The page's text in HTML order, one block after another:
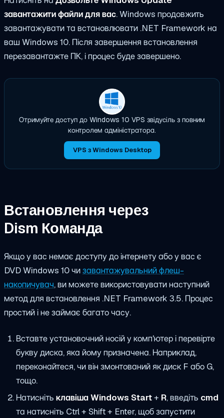
завантажити файли для вас. Windows продовжить
завантажувати та встановлювати .NET Framework на
ваш Windows 10. Після завершення встановлення
перезавантажте ПК, і процес буде завершено.
Отримуйте доступ до Windows 10 VPS звідусіль з повним
контролем адміністратора.
VPS з Windows Desktop
Встановлення через
Dism Команда
Якщо у вас немає доступу до інтернету або у вас є
DVD Windows 10 чизавантажувальний флеш-
накопичувач, ви можете використовувати наступний
метод для встановлення .NET Framework 3.5. Процес
простий і не займає багато часу.
Вставте установочний носій у комп'ютер і перевірте
букву диска, яка йому призначена. Наприклад,
переконайтеся, чи він змонтований як диск F або G,
тощо.
Натисніть клавіша Windows Start+ R, введіть cmd
та натисніть Ctrl + Shift + Enter, щоб запустити